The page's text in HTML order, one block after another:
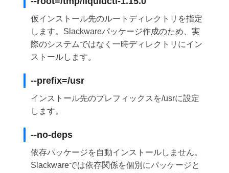
仮インストール先のルートディレクトリを指定
します。Slackwareパッケージ作成のため、実
際のシステムではなく一時ディレクトリにイン
ストールします。
--prefix=/usr
インストール先のプレフィックスを/usrに設定
します。
--no-deps
依存パッケージを自動インストールしません。
Slackwareでは依存関係を個別にパッケージと